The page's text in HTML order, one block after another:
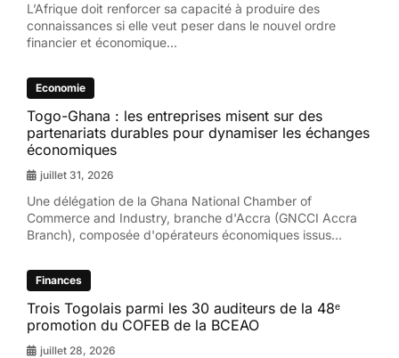
L’Afrique doit renforcer sa capacité à produire des
connaissances si elle veut peser dans le nouvel ordre
financier et économique...
Economie
Togo-Ghana : les entreprises misent sur des
partenariats durables pour dynamiser les échanges
économiques
juillet 31, 2026
Une délégation de la Ghana National Chamber of
Commerce and Industry, branche d'Accra (GNCCI Accra
Branch), composée d'opérateurs économiques issus...
Finances
Trois Togolais parmi les 30 auditeurs de la 48ᵉ
promotion du COFEB de la BCEAO
juillet 28, 2026